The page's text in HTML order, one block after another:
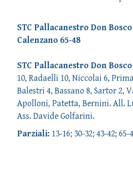
STC Pallacanestro Don
Calenzano 65-48
STC Pallacanestro Don
10, Radaelli 10, Niccolai 6,
Balestri 4, Bassano 8, Sartor 2,
Apolloni, Patetta, Bernini. All.
Ass. Davide Golfarini.
Parziali: 13-16; 30-32; 43-42; 65-